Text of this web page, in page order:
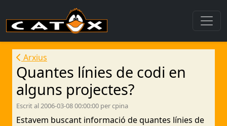
Arxius
Quantes línies de codi en
alguns projectes?
Escrit al 2006-03-08 00:00:00 per cpina
Estavem buscant informació de quantes línies de